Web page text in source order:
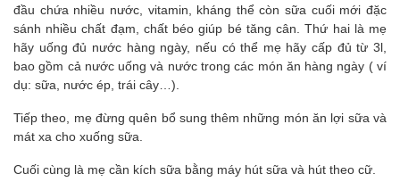
đầu chứa nhiều nước, vitamin, kháng thể còn sữa cuối mới đặc
sánh nhiều chất đạm, chất béo giúp bé tăng cân. Thứ hai là mẹ
hãy uống đủ nước hàng ngày, nếu có thể mẹ hãy cấp đủ từ 3l,
bao gồm cả nước uống và nước trong các món ăn hàng ngày ( ví
dụ: sữa, nước ép, trái cây…).
Tiếp theo, mẹ đừng quên bổ sung thêm những món ăn lợi sữa và
mát xa cho xuống sữa.
Cuối cùng là mẹ cần kích sữa bằng máy hút sữa và hút theo cữ.